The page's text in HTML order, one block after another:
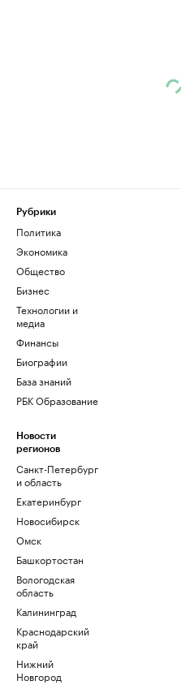
Рубрики
Политика
Экономика
Общество
Бизнес
Технологии и
медиа
Финансы
Биографии
База знаний
РБК Образование
Новости
регионов
Санкт-Петербург
и область
Екатеринбург
Новосибирск
Омск
Башкортостан
Вологодская
область
Калининград
Краснодарский
край
Нижний
Новгород